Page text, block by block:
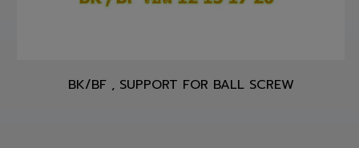
BK/BF , SUPPORT FOR BALL SCREW